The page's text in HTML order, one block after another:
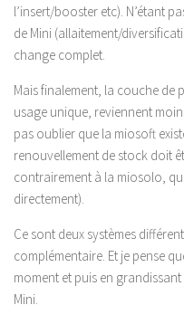
l’insert/booster etc). N’étant
de Mini (allaitement/
change complet.
Mais finalement, la couche de
usage unique, reviennent
pas oublier que la miosoft
renouvellement de stock doit
contrairement à la miosolo,
directement).
Ce sont deux systèmes
complémentaire. Et je pense
moment et puis en
Mini.